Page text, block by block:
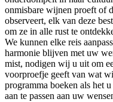
onmisbare wijnen proeft of
observeert, elk van deze
om ze in alle rust te
We kunnen elke reis
harmonie blijven met uw
mist, nodigen wij u uit om
voorproefje geeft van wat
programma boeken als het
aan te passen aan uw